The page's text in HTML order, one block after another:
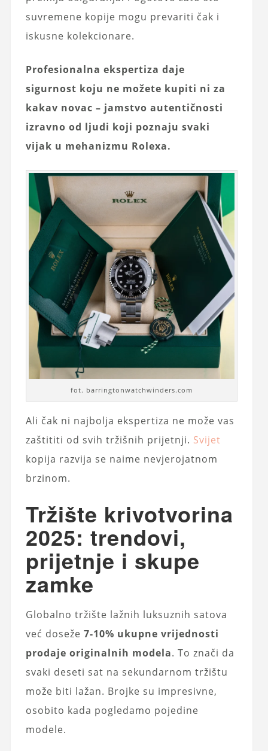
suvremene kopije mogu prevariti čak i
iskusne kolekcionare.
Profesionalna ekspertiza daje
sigurnost koju ne možete kupiti ni za
kakav novac – jamstvo autentičnosti
izravno od ljudi koji poznaju svaki
vijak u mehanizmu Rolexa.
fot. barringtonwatchwinders.com
Ali čak ni najbolja ekspertiza ne može vas
zaštititi od svih tržišnih prijetnji. Svijet
kopija razvija se naime nevjerojatnom
brzinom.
Tržište krivotvorina
2025: trendovi,
prijetnje i skupe
zamke
Globalno tržište lažnih luksuznih satova
već doseže 7-10% ukupne vrijednosti
prodaje originalnih modela. To znači da
svaki deseti sat na sekundarnom tržištu
može biti lažan. Brojke su impresivne,
osobito kada pogledamo pojedine
modele.